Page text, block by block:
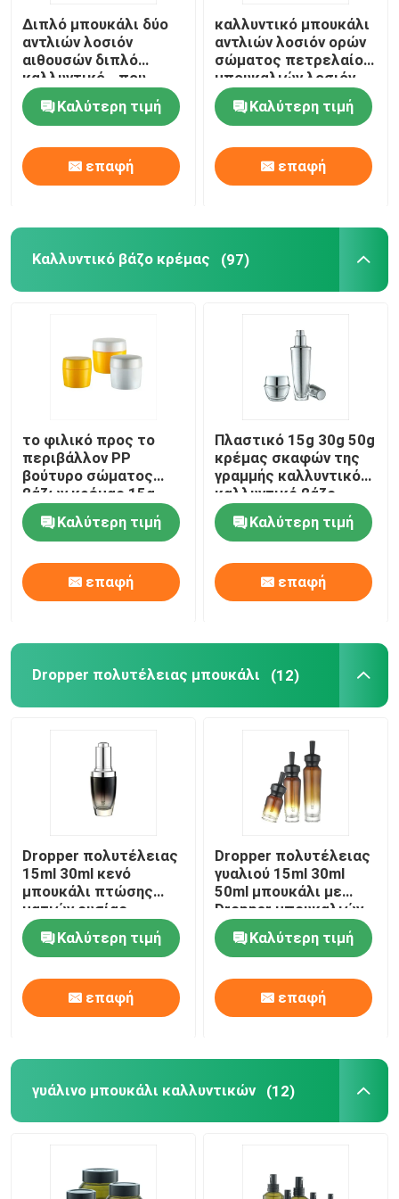
Τοποθετημένος σε στρώματα πλαστικό σωλήνας
Πλαστική κεφαλή κοχλίου
Καλλυντική αντλία λοσιόν
Αντλία διανομέων αφρού
Διπλό μπουκάλι δύο
αντλιών λοσιόν
αιθουσών διπλό
καλλυντικό - που
πλαισιώνεται με τη
σαφή ΚΑΠΚαλύτερη τιμή
επαφή
καλλυντικό μπουκάλι
αντλιών λοσιόν ορών
σώματος πετρελαίου
μπουκαλιών λοσιόν
30ml 60ml
Καλύτερη τιμή
επαφή
Καλλυντικό βάζο κρέμας (97)
το φιλικό προς το
περιβάλλον PP
βούτυρο σώματος
βάζων κρέμας 15g
30g 50g τρίβει τα
καλλυντικά βάζα
βάζων
Καλύτερη τιμή
επαφή
Πλαστικό 15g 30g 50g
κρέμας σκαφών της
γραμμής καλλυντικό
καλλυντικό βάζο
κρέμας προσώπου
βάζωνΚαλύτερη τιμή
επαφή
Dropper πολυτέλειας μπουκάλι (12)
Dropper πολυτέλειας
15ml 30ml κενό
μπουκάλι πτώσης
ματιών ουσίας
Lancome γυαλιού
μπουκαλιών
Καλύτερη τιμή
επαφή
Dropper πολυτέλειας
γυαλιού 15ml 30ml
50ml μπουκάλι με
Dropper μπουκαλιών
ουσιαστικού
πετρελαίου ΚΑΠ
Καλύτερη τιμή
επαφή
γυάλινο μπουκάλι καλλυντικών (12)